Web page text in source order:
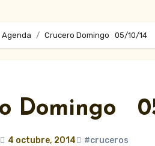
Agenda Crucero Domingo 05/10/14
Domingo
4 octubre, 2014 #cruceros